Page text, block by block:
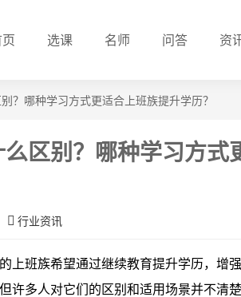
选课 名师 问答 资
？哪种学习方式更适合上班族提升学历？
区别？哪种学习方式
行业资讯
上班族希望通过继续教育提升学历，增
许多人对它们的区别和适用场景并不清